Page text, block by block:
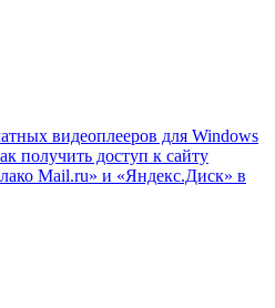
видеоплееров для Windows
получить доступ к сайту
Mail.ru» и «Яндекс.Диск» в